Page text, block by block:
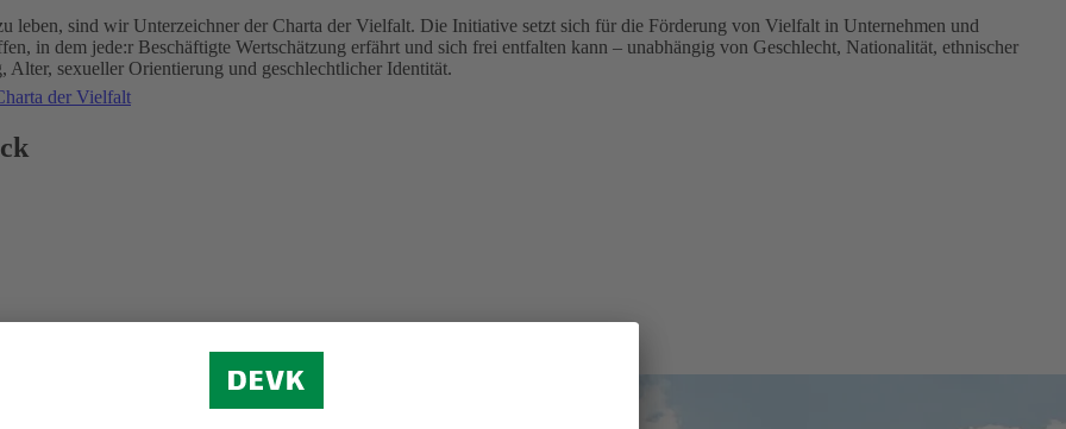
leben, sind wir Unterzeichner der Charta der Vielfalt. Die Initiative setzt sich für die Förderung von Vielfalt in Unternehmen und
in dem jede:r Beschäftigte Wertschätzung erfährt und sich frei entfalten kann – unabhängig von Geschlecht, Nationalität, ethnischer
sexueller Orientierung und geschlechtlicher Identität.
der Vielfalt
Weltkindertag